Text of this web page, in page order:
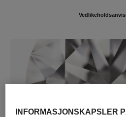
INFORMASJONSKAPSLER